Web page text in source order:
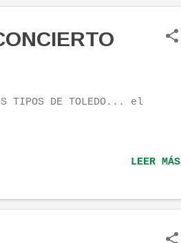
TIPOS DE TOLEDO... el
LEER MÁS